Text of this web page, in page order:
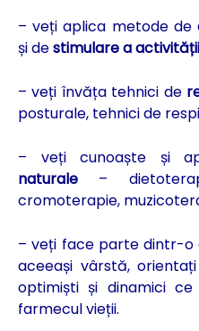
– veți aplica metode de
și destimulare a
– veți învăța tehnici de
posturale, tehnici de
– veți cunoaște și
naturale –
cromoterapie,
– veți face parte dintr-o
aceeași vârstă,
optimiști și dinamici
farmecul vieții.